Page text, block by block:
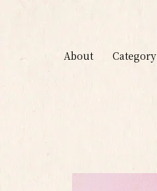
About Category